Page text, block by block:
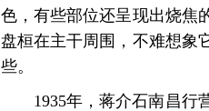
色，有些部位还呈现出烧焦
盘桓在主干周围，不难想象
些。
1935年，蒋介石南昌行